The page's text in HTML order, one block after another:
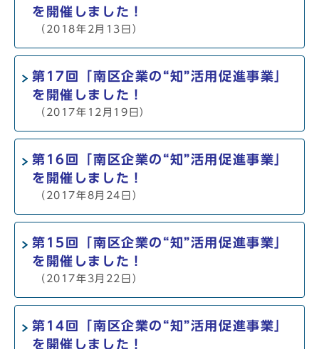
を開催しました！
（2018年2月13日）
第17回「南区企業の“知”活用促進事業」
を開催しました！
（2017年12月19日）
第16回「南区企業の“知”活用促進事業」
を開催しました！
（2017年8月24日）
第15回「南区企業の“知”活用促進事業」
を開催しました！
（2017年3月22日）
第14回「南区企業の“知”活用促進事業」
を開催しました！